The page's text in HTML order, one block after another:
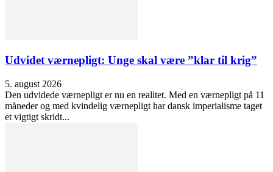
Udvidet værnepligt: Unge skal være ”klar til krig”
5. august 2026
Den udvidede værnepligt er nu en realitet. Med en værnepligt på 11
måneder og med kvindelig værnepligt har dansk imperialisme taget
et vigtigt skridt...